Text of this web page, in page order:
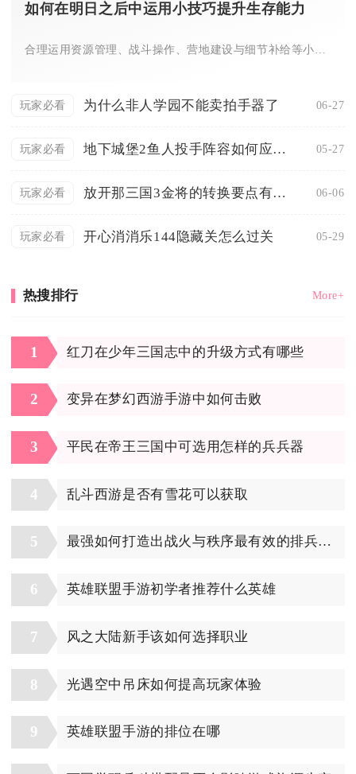
如何在明日之后中运用小技巧提升生存能力
玩家必看 为什么非人学园不能卖拍手器了 06-27
玩家必看 地下城堡2鱼人投手阵容如何应对不同敌人 05-27
玩家必看 放开那三国3金将的转换要点有哪些 06-06
玩家必看 开心消消乐144隐藏关怎么过关 05-29
热搜排行 More+
1 红刀在少年三国志中的升级方式有哪些
2 变异在梦幻西游手游中如何击败
3 平民在帝王三国中可选用怎样的兵兵器
4 乱斗西游是否有雪花可以获取
5 最强如何打造出战火与秩序最有效的排兵阵容
6 英雄联盟手游初学者推荐什么英雄
7 风之大陆新手该如何选择职业
8 光遇空中吊床如何提高玩家体验
9 英雄联盟手游的排位在哪